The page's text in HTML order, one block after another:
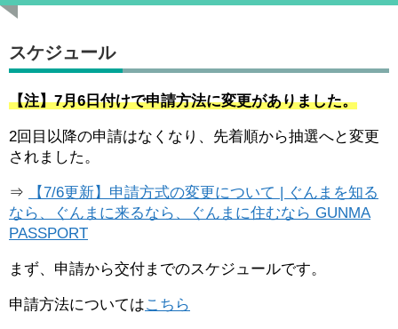
スケジュール
【注】7月6日付けで申請方法に変更がありました。
2回目以降の申請はなくなり、先着順から抽選へと変更
されました。
⇒
【7/6更新】申請方式の変更について | ぐんまを知る
なら、ぐんまに来るなら、ぐんまに住むなら GUNMA
PASSPORT
まず、申請から交付までのスケジュールです。
申請方法についてはこちら